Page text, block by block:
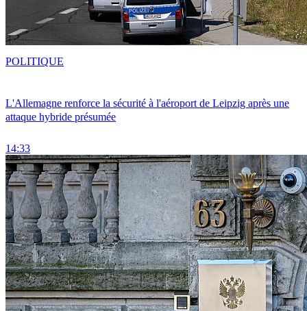
L'Allemagne renforce la sécurité à l'aéroport de Leipzig après une
attaque hybride présumée
14:33
POLITIQUE